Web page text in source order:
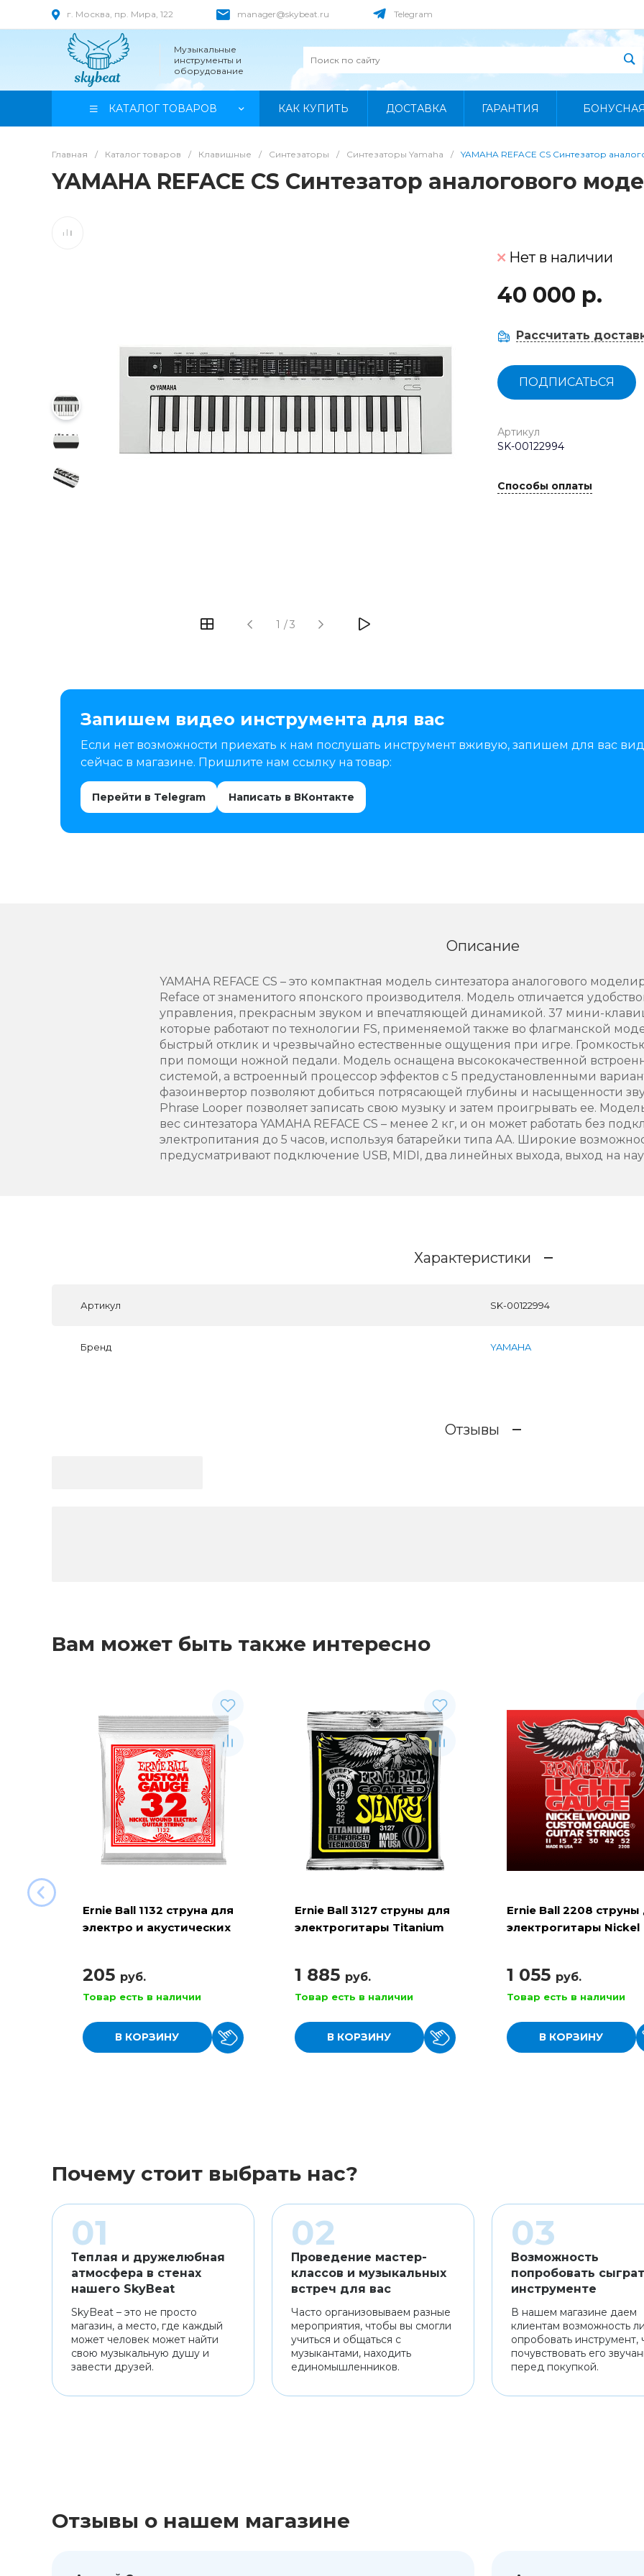
г. Москва, пр. Мира, 122 manager@skybeat.ru Telegram
Музыкальные
инструменты и
оборудование
КАТАЛОГ ТОВАРОВ КАК КУПИТЬ ДОСТАВКА ГАРАНТИЯ
Главная / Каталог товаров / Клавишные / Синтезаторы / Синтезаторы Yamaha / YAMAHA REFACE CS Синтезатор
YAMAHA REFACE CS Синтезатор аналогового
1 /3
Нет в наличии
40 000 р.
Рассчитать
ПОДПИСАТЬСЯ
Артикул
SK-00122994
Способы оплаты
Запишем видео инструмента для вас
Если нет возможности приехать к нам послушать инструмент вживую, запишем для вас
сейчас в магазине. Пришлите нам ссылку на товар:
Перейти в Telegram Написать в ВКонтакте
Описание
YAMAHA REFACE CS – это компактная модель синтезатора аналогового
Reface от знаменитого японского производителя. Модель отличается
управления, прекрасным звуком и впечатляющей динамикой. 37 мини-
которые работают по технологии FS, применяемой также во флагманской
быстрый отклик и чрезвычайно естественные ощущения при игре.
при помощи ножной педали. Модель оснащена высококачественной
системой, а встроенный процессор эффектов с 5 предустановленными
фазоинвертор позволяют добиться потрясающей глубины и насыщенности
Phrase Looper позволяет записать свою музыку и затем проигрывать ее.
вес синтезатора YAMAHA REFACE CS – менее 2 кг, и он может работать без
электропитания до 5 часов, используя батарейки типа АА. Широкие
предусматривают подключение USB, MIDI, два линейных выхода, выход на
Характеристики
Артикул SK-00122994
Бренд YAMAHA
Отзывы
Вам может быть также интересно
Ernie Ball 1132 струна для
электро и акустических
205 руб.
Товар есть в наличии
В КОРЗИНУ
Ernie Ball 3127 струны для
электрогитары Titanium
1 885 руб.
Товар есть в наличии
В КОРЗИНУ
Ernie Ball 2208 струны
электрогитары Nickel
1 055 руб.
Товар есть в наличии
В КОРЗИНУ
Почему стоит выбрать нас?
Теплая и дружелюбная
атмосфера в стенах
нашего SkyBeat
SkyBeat – это не просто
магазин, а место, где каждый
может человек может найти
свою музыкальную душу и
завести друзей.
Проведение мастер-
классов и музыкальных
встреч для вас
Часто организовываем разные
мероприятия, чтобы вы смогли
учиться и общаться с
музыкантами, находить
единомышленников.
Возможность
попробовать
инструменте
В нашем магазине даем
клиентам возможность
опробовать инструмент,
почувствовать его
перед покупкой.
Отзывы о нашем магазине